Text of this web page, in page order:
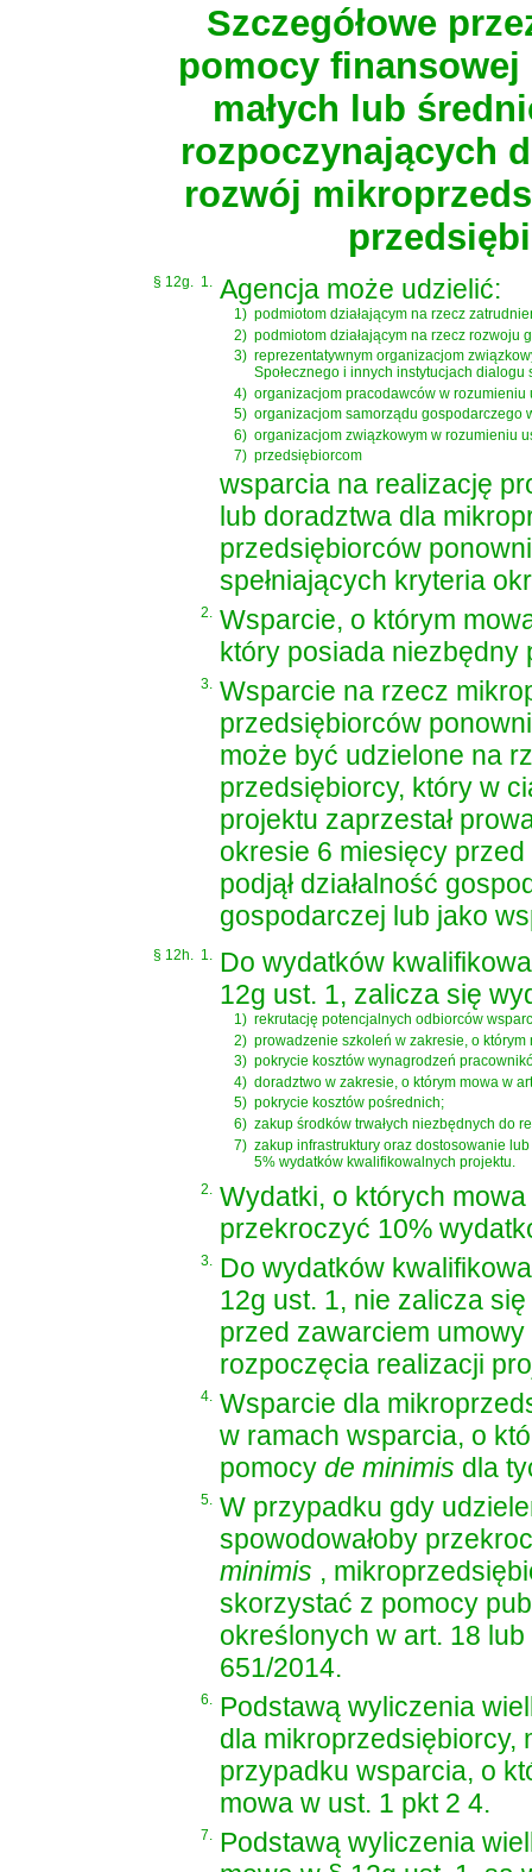
Szczegółowe
pomocy
małych lub
rozpoczynających
rozwój
§ 12g. 1. Agencja może udzielić:
1) podmiotom działającym na rzecz
2) podmiotom działającym na rzecz rozwoju
3) reprezentatywnym organizacjom
Społecznego i innych instytucjach dialogu
4) organizacjom pracodawców w rozumieniu
5) organizacjom samorządu gospodarczego
6) organizacjom związkowym w rozumieniu
7) przedsiębiorcom
wsparcia na realizację
lub doradztwa dla
przedsiębiorców
spełniających kryteria
2. Wsparcie, o którym
który posiada niezbędny
3. Wsparcie na rzecz
przedsiębiorców
może być udzielone na
przedsiębiorcy, który w
projektu zaprzestał
okresie 6 miesięcy
podjął działalność
gospodarczej lub jako
§ 12h. 1. Do wydatków
12g ust. 1, zalicza się
1) rekrutację potencjalnych odbiorców
2) prowadzenie szkoleń w zakresie, o
3) pokrycie kosztów wynagrodzeń
4) doradztwo w zakresie, o którym mowa w
5) pokrycie kosztów pośrednich;
6) zakup środków trwałych niezbędnych do
7) zakup infrastruktury oraz dostosowanie
5% wydatków kwalifikowalnych projektu.
2. Wydatki, o których
przekroczyć 10%
3. Do wydatków
12g ust. 1, nie zalicza
przed zawarciem
rozpoczęcia realizacji
4. Wsparcie dla
w ramach wsparcia, o
pomocy de minimis dla
5. W przypadku gdy
spowodowałoby
minimis ,
skorzystać z pomocy
określonych w art. 18
651/2014.
6. Podstawą wyliczenia
dla mikroprzedsiębiorcy,
przypadku wsparcia, o
mowa w ust. 1 pkt 2 4.
7. Podstawą wyliczenia